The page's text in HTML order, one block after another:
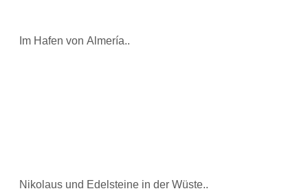
Im Hafen von Almería..
Nikolaus und Edelsteine in der Wüste..